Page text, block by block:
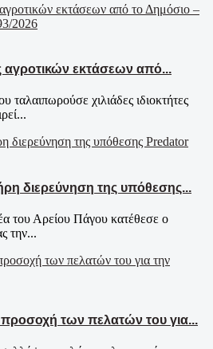
αγροτικών εκτάσεων από...
ταλαιπωρούσε χιλιάδες ιδιοκτήτες
διερεύνηση της υπόθεσης...
του Αρείου Πάγου κατέθεσε ο
την...
των πελατών του για...